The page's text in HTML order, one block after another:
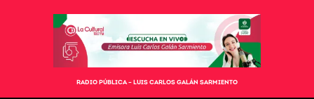
RADIO PÚBLICA – LUIS CARLOS GALÁN SARMIENTO